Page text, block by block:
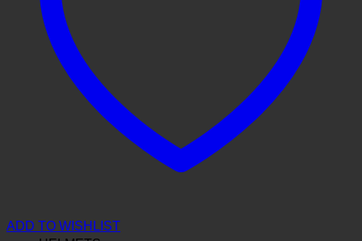
ADD TO WISHLIST